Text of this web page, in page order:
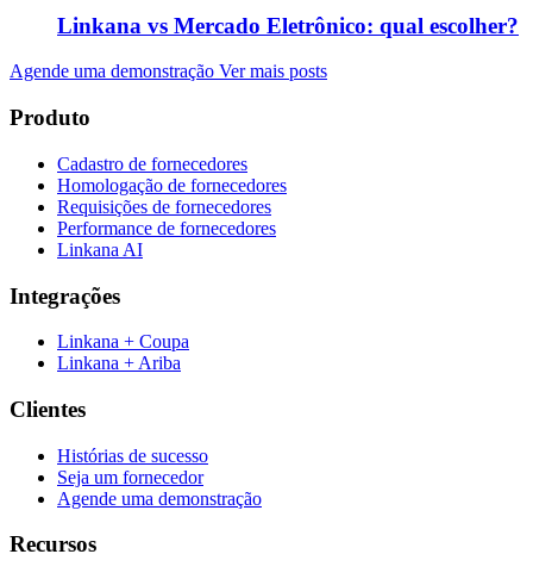
Linkana vs Mercado Eletrônico: qual escolher?
Agende uma demonstração Ver mais posts
Produto
Cadastro de fornecedores
Homologação de fornecedores
Requisições de fornecedores
Performance de fornecedores
Linkana AI
Integrações
Linkana + Coupa
Linkana + Ariba
Clientes
Histórias de sucesso
Seja um fornecedor
Agende uma demonstração
Recursos